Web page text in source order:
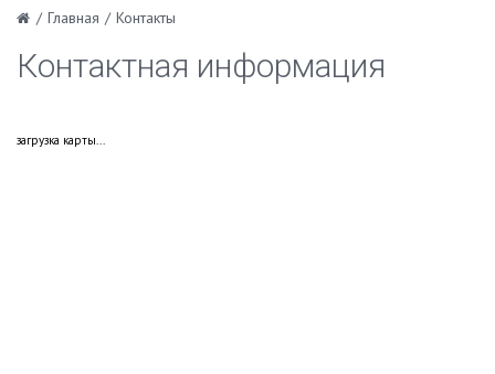
/ Главная / Контакты
Контактная информация
загрузка карты...